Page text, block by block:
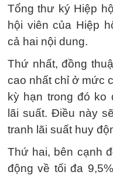
Tổng thư ký Hiệp
hội viên của Hiệp
cả hai nội dung.
Thứ nhất, đồng
cao nhất chỉ ở mức
kỳ hạn trong đó ko
lãi suất. Điều này
tranh lãi suất huy
Thứ hai, bên cạnh
động về tối đa